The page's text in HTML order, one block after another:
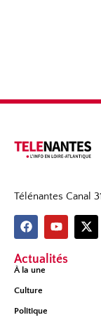
Télénantes Canal
Actualités
À la une
Culture
Politique